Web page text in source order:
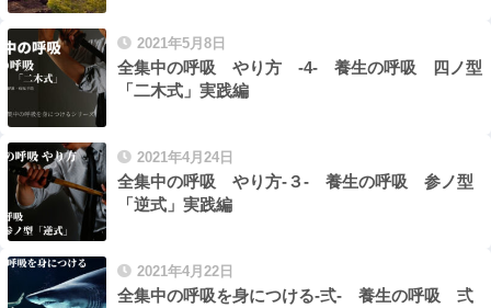
2021年5月8日
全集中の呼吸 やり方 -4- 養生の呼吸 四ノ型
「二木式」実践編
2021年4月24日
全集中の呼吸 やり方-３- 養生の呼吸 参ノ型
「逆式」実践編
2021年4月22日
全集中の呼吸を身につける-弍- 養生の呼吸 弍